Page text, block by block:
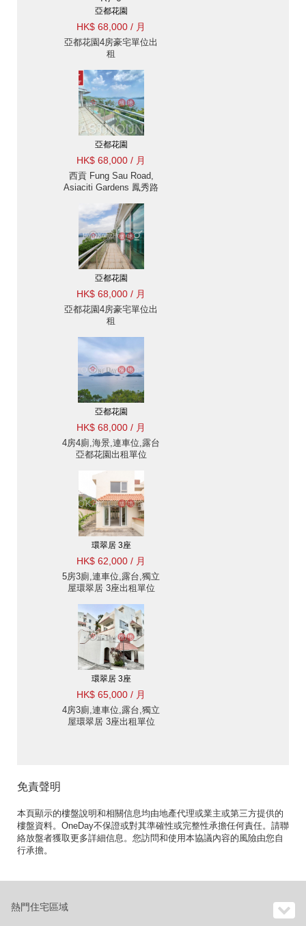
亞都花園
HK$ 68,000 / 月
亞都花園4房豪宅單位出
租
亞都花園
HK$ 68,000 / 月
西貢 Fung Sau Road,
Asiaciti Gardens 鳳秀路
無敵海景 出租單位
亞都花園
HK$ 68,000 / 月
亞都花園4房豪宅單位出
租
亞都花園
HK$ 68,000 / 月
4房4廁,海景,連車位,露台
亞都花園出租單位
環翠居 3座
HK$ 62,000 / 月
5房3廁,連車位,露台,獨立
屋環翠居 3座出租單位
環翠居 3座
HK$ 65,000 / 月
4房3廁,連車位,露台,獨立
屋環翠居 3座出租單位
免責聲明
本頁顯示的樓盤說明和相關信息均由地產代理或業主或第三方提供的
樓盤資料。OneDay不保證或對其準確性或完整性承擔任何責任。請聯
絡放盤者獲取更多詳細信息。您訪問和使用本協議內容的風險由您自
行承擔。
熱門住宅區域